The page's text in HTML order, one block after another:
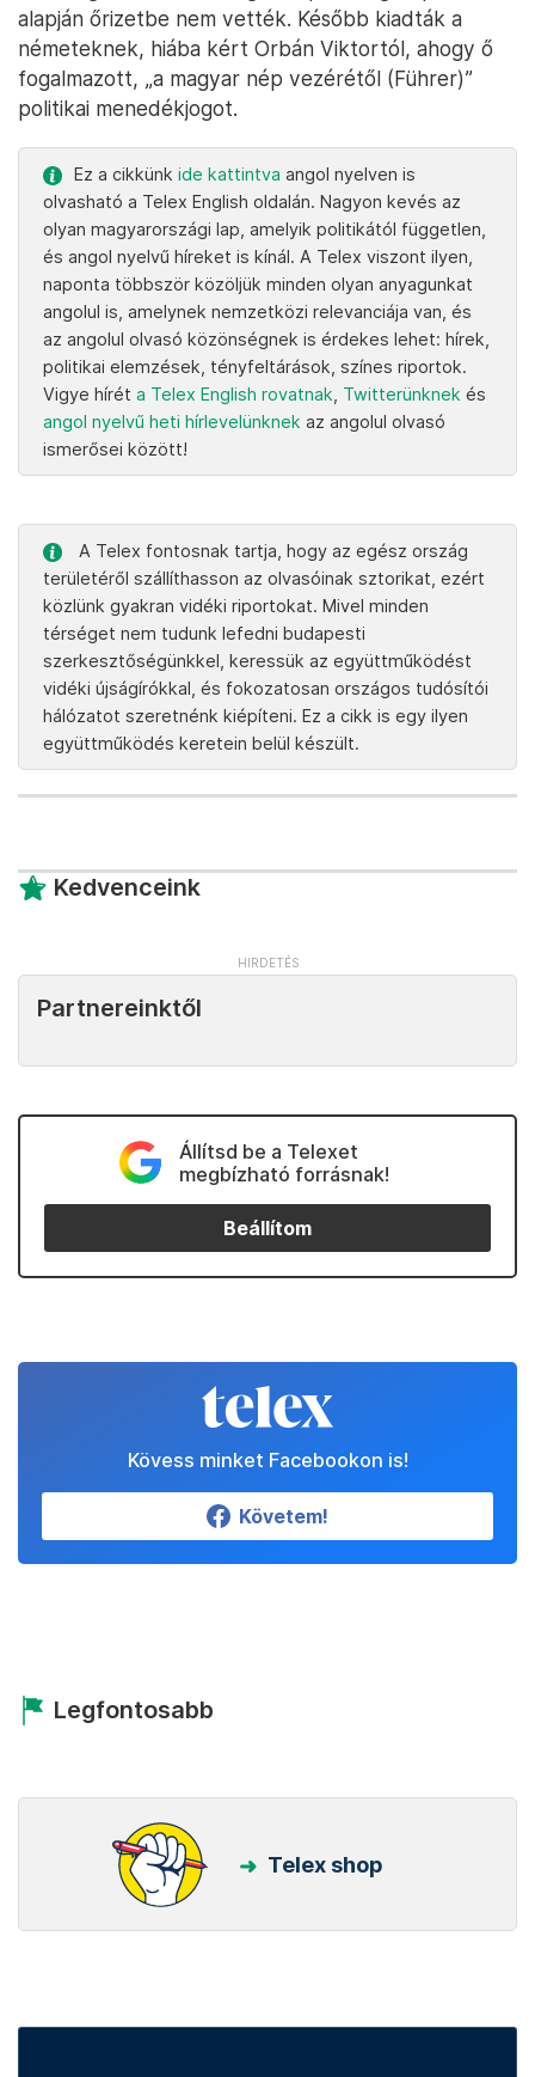
alapján őrizetbe nem vették. Később kiadták a
németeknek, hiába kért Orbán Viktortól, ahogy ő
fogalmazott, „a magyar nép vezérétől (Führer)”
politikai menedékjogot.
Ez a cikkünk ide kattintva angol nyelven is
olvasható a Telex English oldalán. Nagyon kevés az
olyan magyarországi lap, amelyik politikától független,
és angol nyelvű híreket is kínál. A Telex viszont ilyen,
naponta többször közöljük minden olyan anyagunkat
angolul is, amelynek nemzetközi relevanciája van, és
az angolul olvasó közönségnek is érdekes lehet: hírek,
politikai elemzések, tényfeltárások, színes riportok.
Vigye hírét a Telex English rovatnak Twitterünknek és
angol nyelvű heti hírlevelünknek az angolul olvasó
ismerősei között!
A Telex fontosnak tartja, hogy az egész ország
területéről szállíthasson az olvasóinak sztorikat, ezért
közlünk gyakran vidéki riportokat. Mivel minden
térséget nem tudunk lefedni budapesti
szerkesztőségünkkel, keressük az együttműködést
vidéki újságírókkal, és fokozatosan országos tudósítói
hálózatot szeretnénk kiépíteni. Ez a cikk is egy ilyen
együttműködés keretein belül készült.
Kedvenceink
Partnereinktől
Állítsd be a Telexet
megbízható forrásnak!
Beállítom
Kövess minket Facebookon is!
Követem!
Legfontosabb
Telex shop